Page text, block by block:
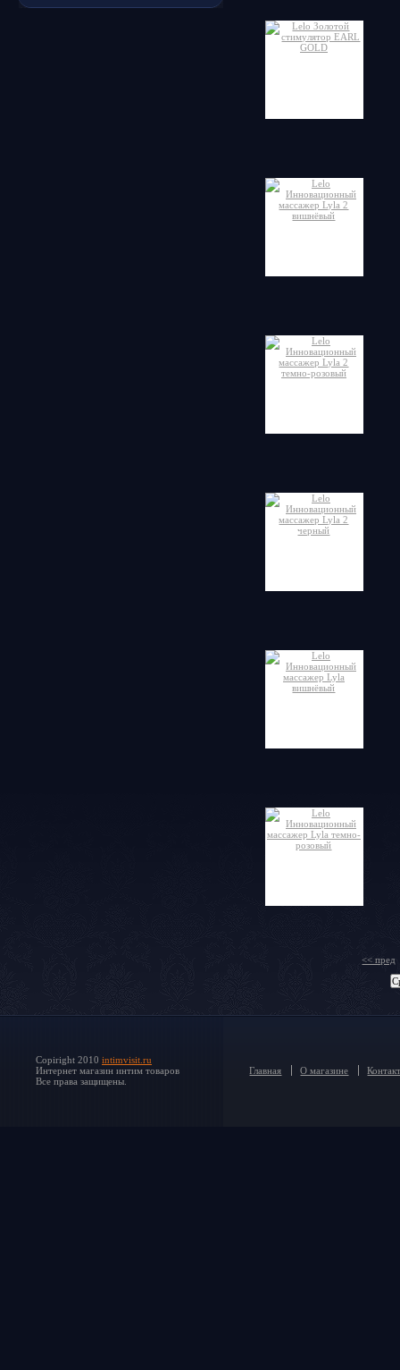
<< пред
Copiright 2010 intimvisit.ru
Интернет магазин интим товаров
Все права защищены.
Главная О магазине